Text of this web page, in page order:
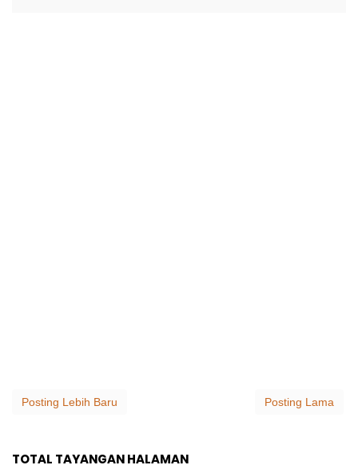
Posting Lebih Baru Posting Lama
TOTAL TAYANGAN HALAMAN